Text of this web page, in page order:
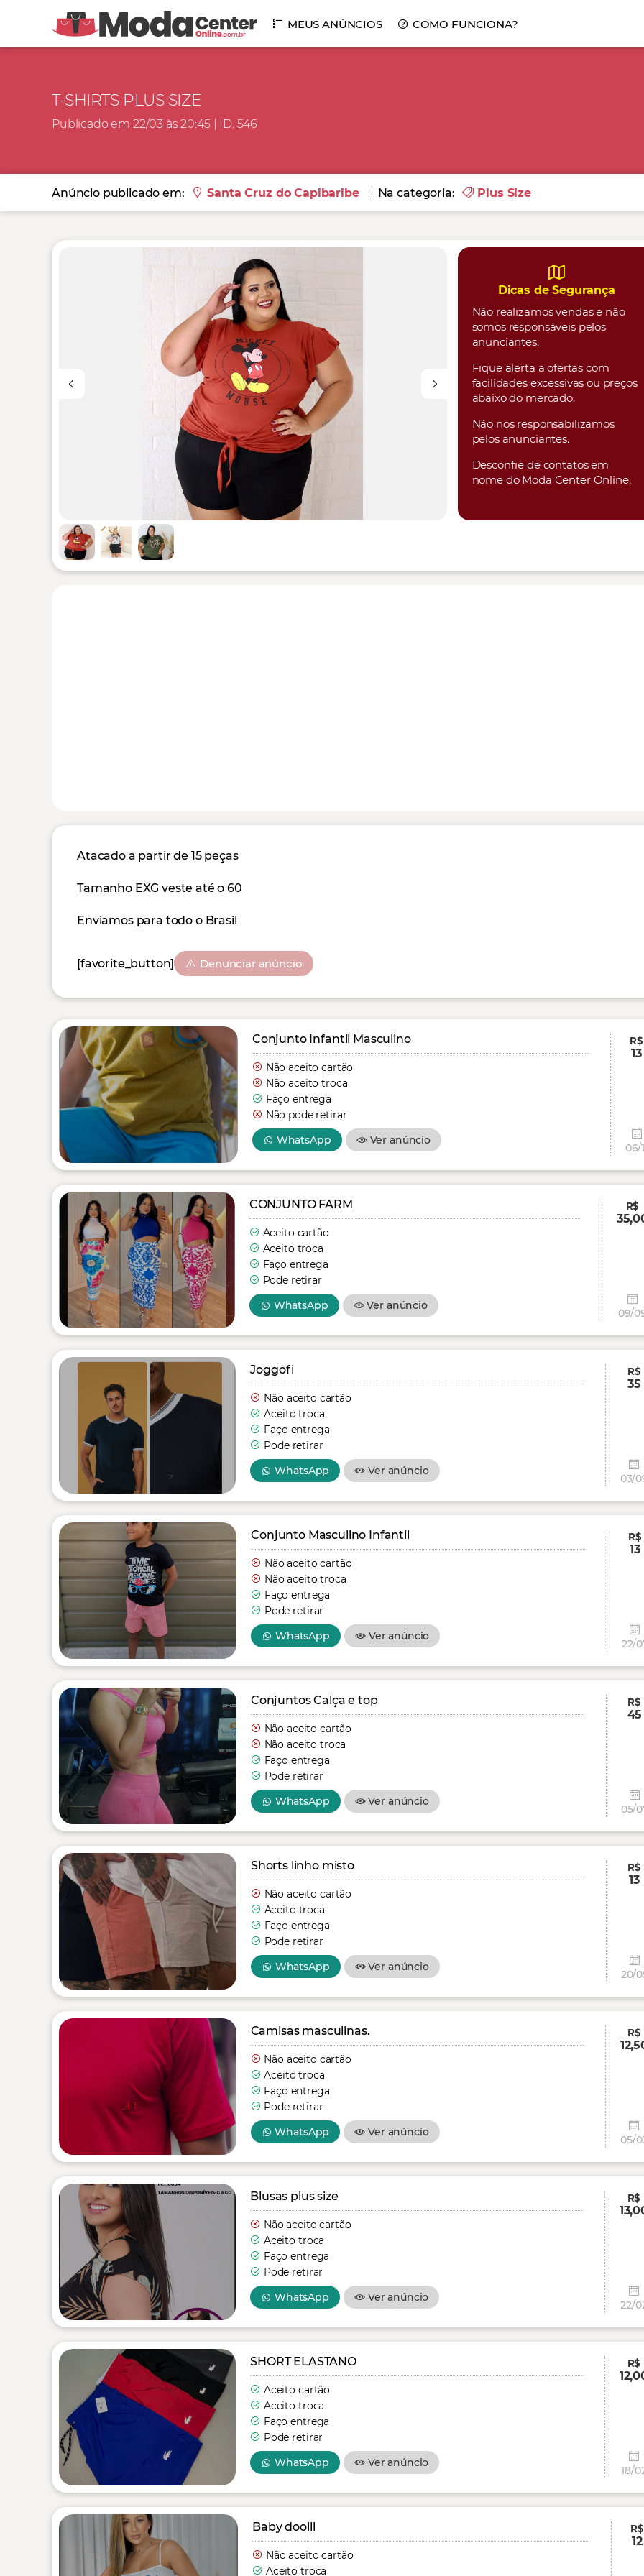
MEUS ANÚNCIOS COMO FUNCIONA?
T-SHIRTS PLUS SIZE
Publicado em 22/03 às 20:45 | ID. 546
Anúncio publicado em: Santa Cruz do Capibaribe Na categoria: Plus Size
Dicas de Segurança
Não realizamos vendas e não
somos responsáveis pelos
anunciantes.
Fique alerta a ofertas com
facilidades excessivas ou preços
abaixo do mercado.
Não nos responsabilizamos
pelos anunciantes.
Desconfie de contatos em
nome do Moda Center Online.
Atacado a partir de 15 peças
Tamanho EXG veste até o 60
Enviamos para todo o Brasil
[favorite_button] Denunciar anúncio
Conjunto Infantil Masculino
Não aceito cartão
Não aceito troca
Faço entrega
Não pode retirar
WhatsApp
Ver anúncio
R$
13
06/
CONJUNTO FARM
Aceito cartão
Aceito troca
Faço entrega
Pode retirar
WhatsApp
Ver anúncio
R$
09/
Joggofi
Não aceito cartão
Aceito troca
Faço entrega
Pode retirar
WhatsApp
Ver anúncio
R$
35
03/
Conjunto Masculino Infantil
Não aceito cartão
Não aceito troca
Faço entrega
Pode retirar
WhatsApp
Ver anúncio
R$
13
22/
Conjuntos Calça e top
Não aceito cartão
Não aceito troca
Faço entrega
Pode retirar
WhatsApp
Ver anúncio
R$
45
05/
Shorts linho misto
Não aceito cartão
Aceito troca
Faço entrega
Pode retirar
WhatsApp
Ver anúncio
R$
13
20/
Camisas masculinas.
Não aceito cartão
Aceito troca
Faço entrega
Pode retirar
WhatsApp
Ver anúncio
R$
05/
Blusas plus size
Não aceito cartão
Aceito troca
Faço entrega
Pode retirar
WhatsApp
Ver anúncio
R$
22/
SHORT ELASTANO
Aceito cartão
Aceito troca
Faço entrega
Pode retirar
WhatsApp
Ver anúncio
R$
18/
Baby doolll
Não aceito cartão
Aceito troca
R$
12